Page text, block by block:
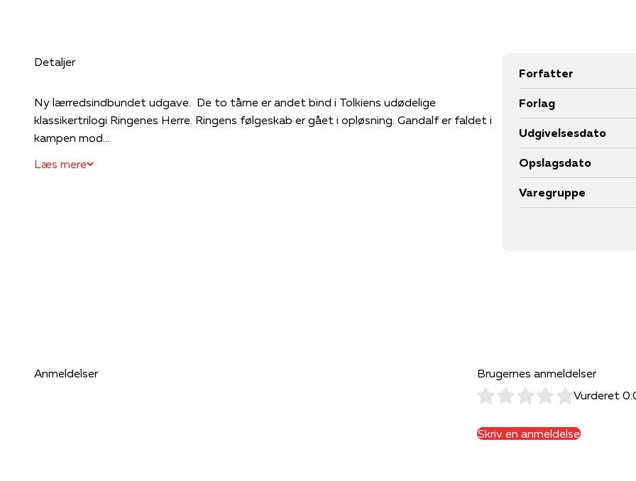
Detaljer
Ny lærredsindbundet udgave. De to tårne er andet bind i Tolkiens udødelige
klassikertrilogi Ringenes Herre. Ringens følgeskab er gået i opløsning. Gandalf er faldet i
kampen mod...
Læs mere
Forfatter
Forlag
Udgivelsesdato
Opslagsdato
Varegruppe
Anmeldelser
Brugernes anmeldelser
Vurderet
Skriv en anmeldelse